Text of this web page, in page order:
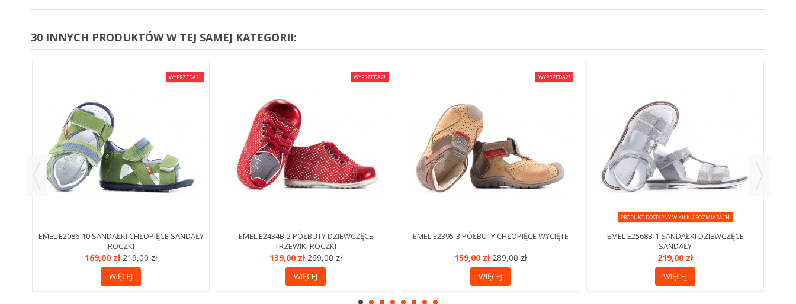
30 INNYCH PRODUKTÓW W TEJ SAMEJ KATEGORII:
WYPRZEDAŻ!
EMEL E2086-10 SANDAŁKI CHŁOPIĘCE SANDAŁY
ROCZKI
169,00 zł219,00 zł
WIĘCEJ
WYPRZEDAŻ!
EMEL E2434B-2 PÓŁBUTY DZIEWCZĘCE
TRZEWIKI ROCZKI
139,00 zł269,00 zł
WIĘCEJ
WYPRZEDAŻ!
EMEL E2395-3 PÓŁBUTY CHŁOPIĘCE WYCIĘTE
159,00 zł289,00 zł
WIĘCEJ
PRODUKT DOSTĘPNY W KILKU ROZMIARACH
EMEL E2568B-1 SANDAŁKI DZIEWCZĘCE
SANDAŁY
219,00 zł
WIĘCEJ